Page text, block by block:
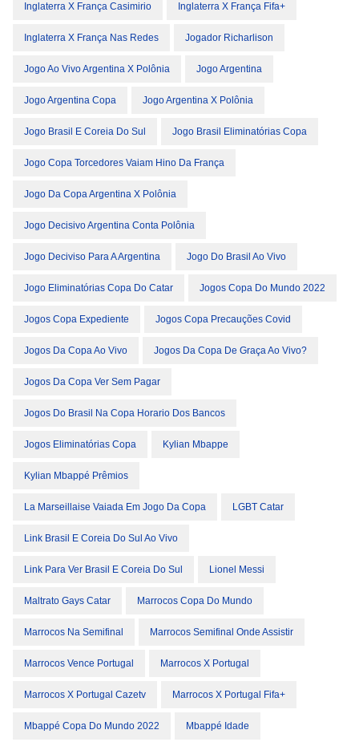
Inglaterra X França Casimirio Inglaterra X França Fifa+
Inglaterra X França Nas Redes Jogador Richarlison
Jogo Ao Vivo Argentina X Polônia Jogo Argentina
Jogo Argentina Copa Jogo Argentina X Polônia
Jogo Brasil E Coreia Do Sul Jogo Brasil Eliminatórias Copa
Jogo Copa Torcedores Vaiam Hino Da França
Jogo Da Copa Argentina X Polônia
Jogo Decisivo Argentina Conta Polônia
Jogo Deciviso Para A Argentina Jogo Do Brasil Ao Vivo
Jogo Eliminatórias Copa Do Catar Jogos Copa Do Mundo 2022
Jogos Copa Expediente Jogos Copa Precauções Covid
Jogos Da Copa Ao Vivo Jogos Da Copa De Graça Ao Vivo?
Jogos Da Copa Ver Sem Pagar
Jogos Do Brasil Na Copa Horario Dos Bancos
Jogos Eliminatórias Copa Kylian Mbappe
Kylian Mbappé Prêmios
La Marseillaise Vaiada Em Jogo Da Copa LGBT Catar
Link Brasil E Coreia Do Sul Ao Vivo
Link Para Ver Brasil E Coreia Do Sul Lionel Messi
Maltrato Gays Catar Marrocos Copa Do Mundo
Marrocos Na Semifinal Marrocos Semifinal Onde Assistir
Marrocos Vence Portugal Marrocos X Portugal
Marrocos X Portugal Cazetv Marrocos X Portugal Fifa+
Mbappé Copa Do Mundo 2022 Mbappé Idade